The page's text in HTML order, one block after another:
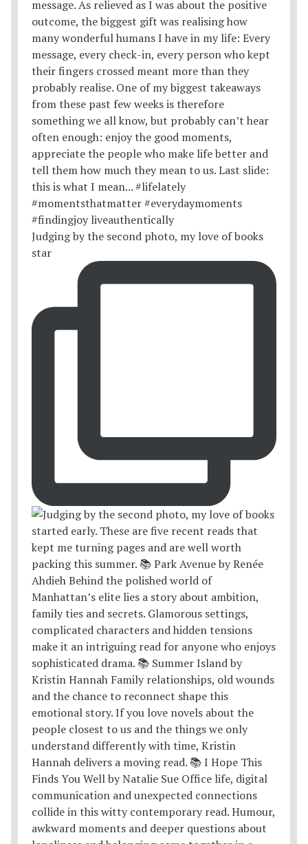
Judging by the second photo, my love of books
star